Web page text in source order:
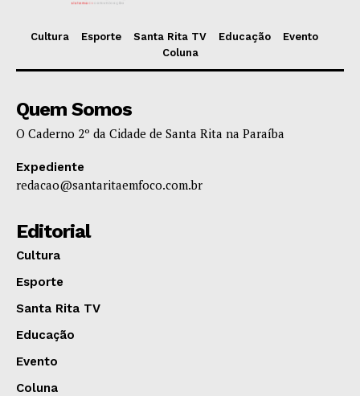
Cultura Esporte Santa Rita TV Educação
Evento
Coluna
Quem Somos
O Caderno 2º da Cidade de Santa Rita na Paraíba
Expediente
redacao@santaritaemfoco.com.br
Editorial
Cultura
Esporte
Santa Rita TV
Educação
Evento
Coluna